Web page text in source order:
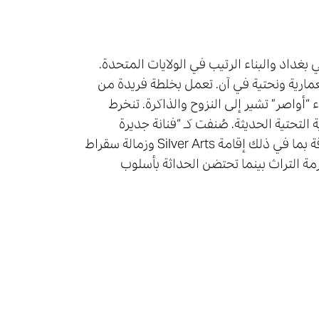
والبناء الرتیب في الولایات المتحدة.
ونحتیة في آن. تعمل بخلطة فریدة من
تشير إلى النزوح والذاكرة. تنخرط
التحتیة الحدیثة. صُنفت كـ “فنانة جدیرة
بالمتابعة” من قبل Architectural Digest، وحصلت على زمالات مرموقة بما في ذلك إقامة Silver Arts وزمالة سقراط
التراث بینما تحتضن الحداثة بأسلوب